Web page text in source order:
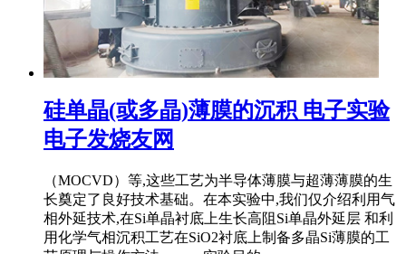
硅单晶(或多晶)薄膜的沉积 电子实验
电子发烧友网
（MOCVD）等,这些工艺为半导体薄膜与超薄薄膜的生
长奠定了良好技术基础。在本实验中,我们仅介绍利用气
相外延技术,在Si单晶衬底上生长高阻Si单晶外延层 和利
用化学气相沉积工艺在SiO2衬底上制备多晶Si薄膜的工